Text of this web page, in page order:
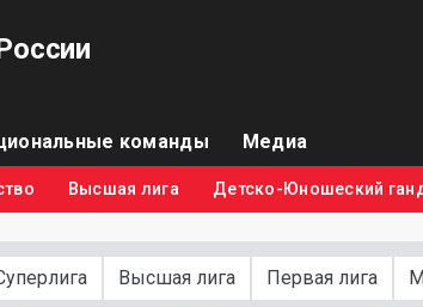
команды Медиа
Высшая лига Детско-Юношеский
Высшая лига Первая лига